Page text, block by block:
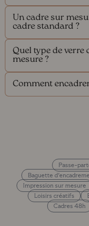
Un cadre sur
cadre standard ?
Quel type de
mesure ?
Comment
Passe-
Baguette
Impression sur mesure
Loisirs créatifs
Cadres 48h